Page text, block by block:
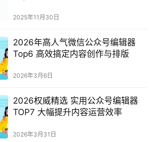
2025年11月30日
2026年高人气微信公众号编辑器
Top6 高效搞定内容创作与排版
2026年3月6日
2026权威精选 实用公众号编辑器
TOP7 大幅提升内容运营效率
2026年3月31日